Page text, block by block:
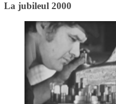
La jubileul 2000